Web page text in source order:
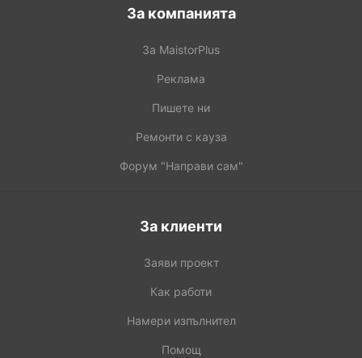
За компанията
За MaistorPlus
Реклама
Пишете ни
Ремонти с кауза
Форум "Направи сам"
За клиенти
Заяви проект
Как работи
Намери изпълнител
Помощ